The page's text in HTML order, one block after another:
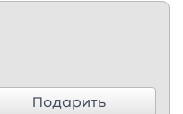
Подарить